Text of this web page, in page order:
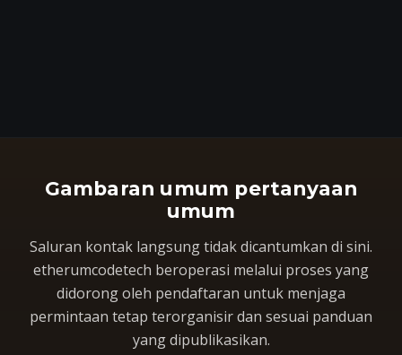
Gambaran umum pertanyaan
umum
Saluran kontak langsung tidak dicantumkan di sini.
etherumcodetech beroperasi melalui proses yang
didorong oleh pendaftaran untuk menjaga
permintaan tetap terorganisir dan sesuai panduan
yang dipublikasikan.